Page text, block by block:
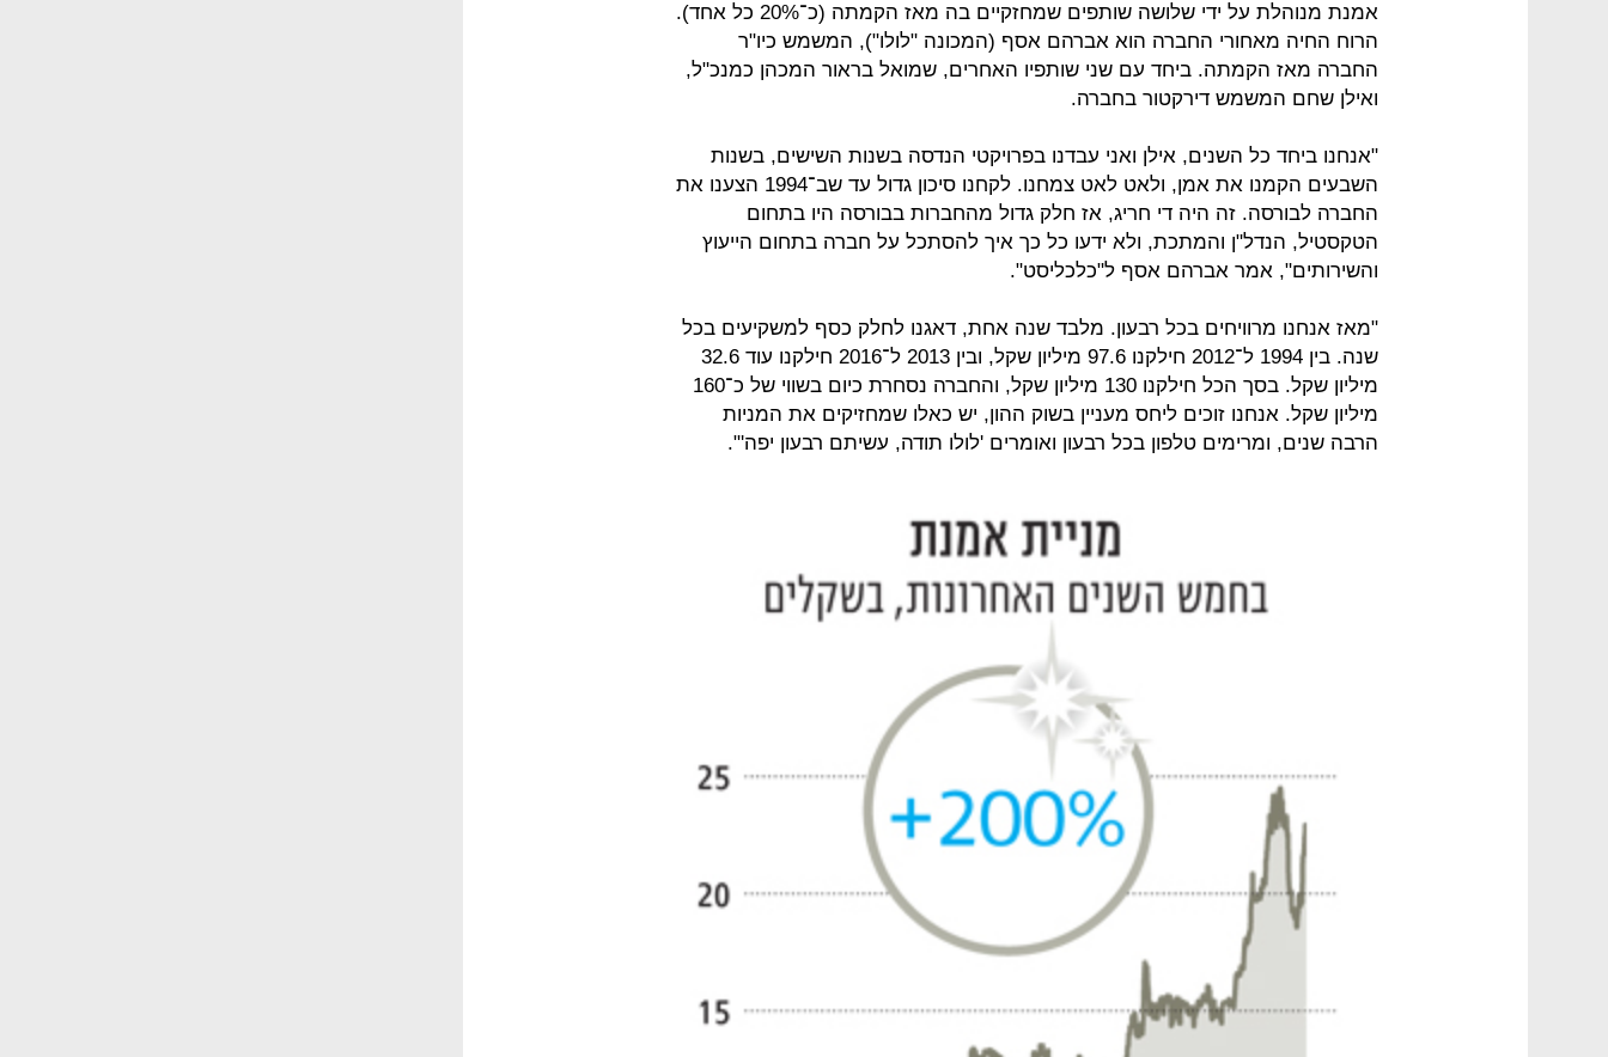
אמנת מנוהלת על ידי שלושה שותפים שמחזקיים בה מאז הקמתה (כ־20% כל אחד).
הרוח החיה מאחורי החברה הוא אברהם אסף (המכונה "לולו"), המשמש כיו"ר
החברה מאז הקמתה. ביחד עם שני שותפיו האחרים, שמואל בראור המכהן כמנכ"ל,
ואילן שחם המשמש דירקטור בחברה.
"אנחנו ביחד כל השנים, אילן ואני עבדנו בפרויקטי הנדסה בשנות השישים, בשנות
השבעים הקמנו את אמן, ולאט לאט צמחנו. לקחנו סיכון גדול עד שב־1994 הצענו את
החברה לבורסה. זה היה די חריג, אז חלק גדול מהחברות בבורסה היו בתחום
הטקסטיל, הנדל"ן והמתכת, ולא ידעו כל כך איך להסתכל על חברה בתחום הייעוץ
והשירותים", אמר אברהם אסף ל"כלכליסט".
"מאז אנחנו מרוויחים בכל רבעון. מלבד שנה אחת, דאגנו לחלק כסף למשקיעים בכל
שנה. בין 1994 ל־2012 חילקנו 97.6 מיליון שקל, ובין 2013 ל־2016 חילקנו עוד 32.6
מיליון שקל. בסך הכל חילקנו 130 מיליון שקל, והחברה נסחרת כיום בשווי של כ־160
מיליון שקל. אנחנו זוכים ליחס מעניין בשוק ההון, יש כאלו שמחזיקים את המניות
הרבה שנים, ומרימים טלפון בכל רבעון ואומרים 'לולו תודה, עשיתם רבעון יפה'".